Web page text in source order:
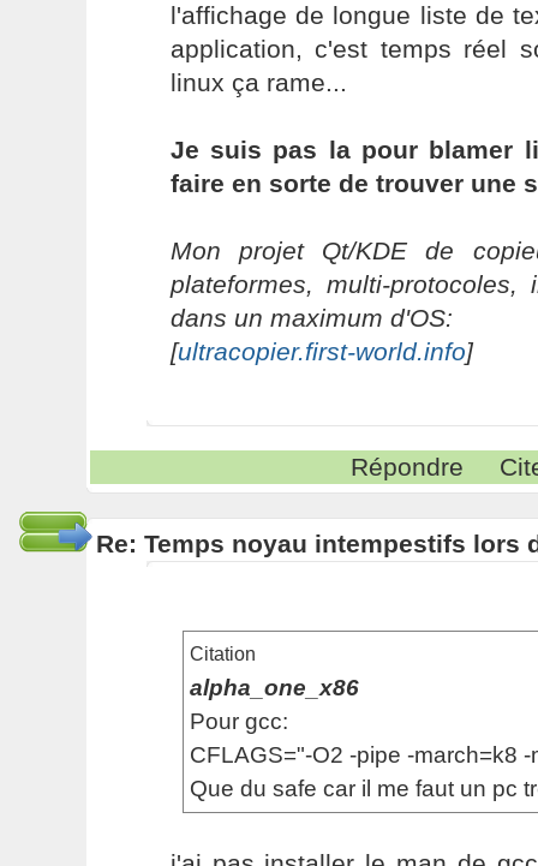
l'affichage de longue liste de
application, c'est temps réel
linux ça rame...
Je suis pas la pour blamer
faire en sorte de trouver une
Mon projet Qt/KDE de
plateformes, multi-protocoles,
dans un maximum d'OS:
[ultracopier.first-world.info]
Répondre
Re: Temps noyau intempestifs lors
Citation
alpha_one_x86
Pour gcc:
CFLAGS="-O2 -pipe -march=k8 -
Que du safe car il me faut un pc